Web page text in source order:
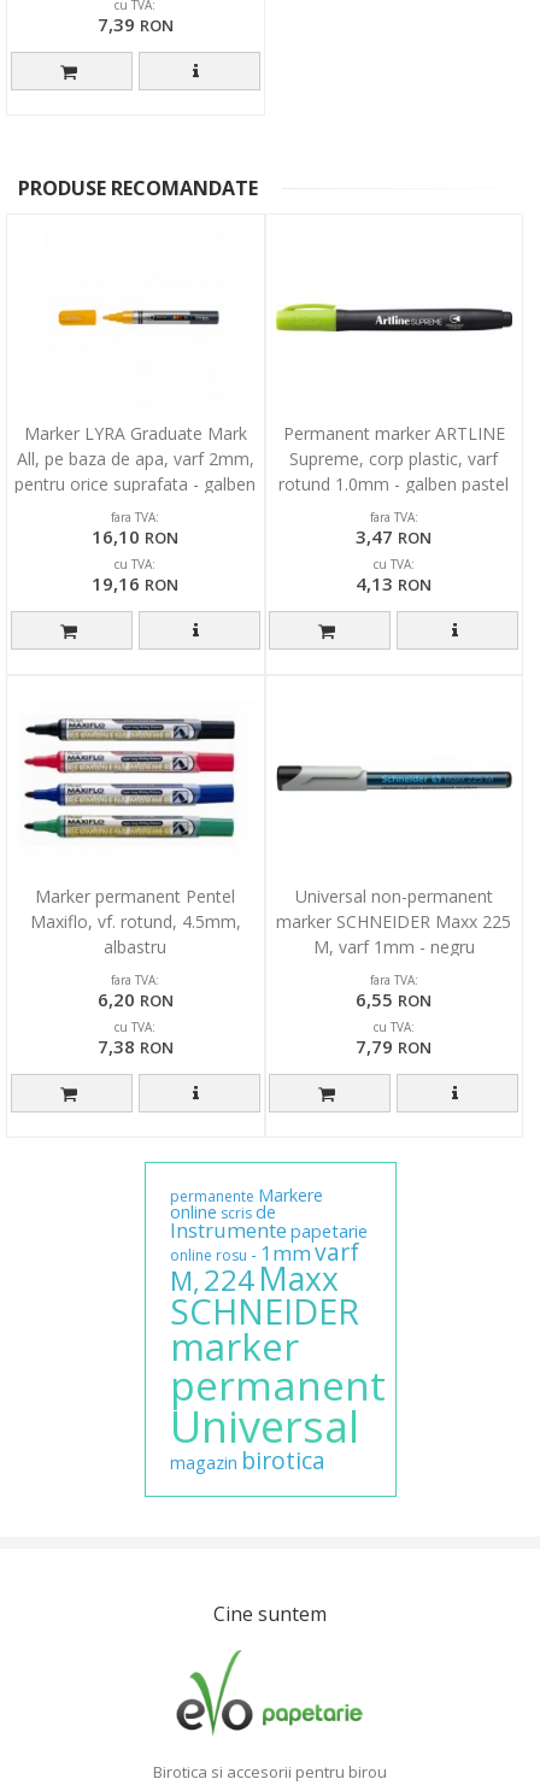
cu TVA:
7,39 RON
PRODUSE RECOMANDATE
Marker LYRA Graduate Mark
All, pe baza de apa, varf 2mm,
pentru orice suprafata - galben
fara TVA:
16,10 RON
cu TVA:
19,16 RON
Permanent marker ARTLINE
Supreme, corp plastic, varf
rotund 1.0mm - galben pastel
fara TVA:
3,47 RON
cu TVA:
4,13 RON
Marker permanent Pentel
Maxiflo, vf. rotund, 4.5mm,
albastru
fara TVA:
6,20 RON
cu TVA:
7,38 RON
Universal non-permanent
marker SCHNEIDER Maxx 225
M, varf 1mm - negru
fara TVA:
6,55 RON
cu TVA:
7,79 RON
permanente Markere
online scris de
Instrumente papetarie
online rosu - 1mmvarf
M, 224Maxx
SCHNEIDER
marker
permanent
Universal
magazin birotica
Cine suntem
Birotica si accesorii pentru birou